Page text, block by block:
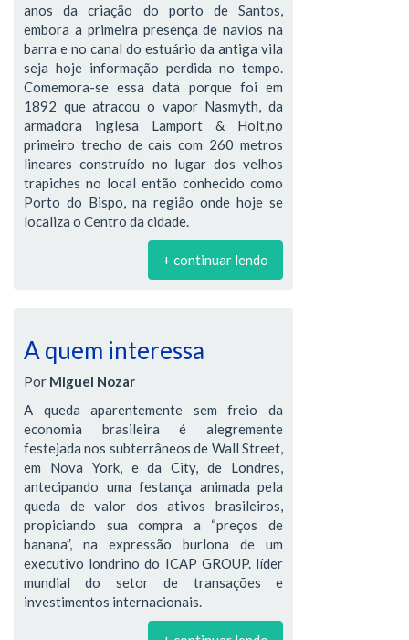
anos da criação do porto de Santos,
embora a primeira presença de navios na
barra e no canal do estuário da antiga vila
seja hoje informação perdida no tempo.
Comemora-se essa data porque foi em
1892 que atracou o vapor Nasmyth, da
armadora inglesa Lamport & Holt,no
primeiro trecho de cais com 260 metros
lineares construído no lugar dos velhos
trapiches no local então conhecido como
Porto do Bispo, na região onde hoje se
localiza o Centro da cidade.
+ continuar lendo
A quem interessa
Por Miguel Nozar
A queda aparentemente sem freio da
economia brasileira é alegremente
festejada nos subterrâneos de Wall Street,
em Nova York, e da City, de Londres,
antecipando uma festança animada pela
queda de valor dos ativos brasileiros,
propiciando sua compra a “preços de
banana”, na expressão burlona de um
executivo londrino do ICAP GROUP. líder
mundial do setor de transações e
investimentos internacionais.